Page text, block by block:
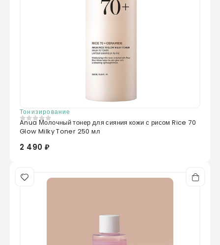
Тонизирование
0из 5
Anua Молочный тонер для сияния кожи с рисом Rice 70
Glow Milky Toner 250 мл
2 490 ₽